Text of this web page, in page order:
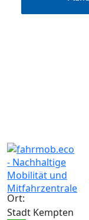
Ort:
Stadt Kempten